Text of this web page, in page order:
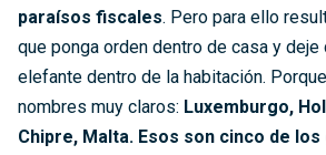
paraísos fiscales. Pero para ello
que ponga orden dentro de casa y deje
elefante dentro de la habitación.
nombres muy claros: Luxemburgo,
Chipre, Malta. Esos son cinco de